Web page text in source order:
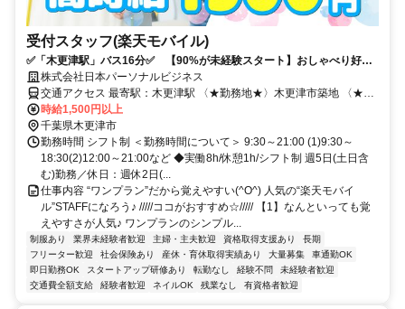
受付スタッフ(楽天モバイル)
✅️「木更津駅」バス16分✅️ 【90%が未経験スタート】おしゃべり好き
な方必見！サポート体制抜群×高時給★開始時期相談◎
株式会社日本パーソナルビジネス
交通アクセス 最寄駅：木更津駅 〈★勤務地★〉木更津市築地 〈★交
通アクセス★〉「木更津駅」バス16分 ★君津市、袖ケ浦市、富津
市、市原市、千葉市中央区、館山市、南房総市、千葉市緑区、千葉市
稲毛区、茂原市など周辺エリアから通勤するスタッフがたくさんいま
すよ(^^)
時給1,500円以上
千葉県木更津市
勤務時間 シフト制 ＜勤務時間について＞ 9:30～21:00 (1)9:30～
18:30(2)12:00～21:00など ◆実働8h/休憩1h/シフト制 週5日(土日含
む)勤務／休日：週休2日(...
仕事内容 “ワンプラン”だから覚えやすい(^O^) 人気の“楽天モバイ
ル”STAFFになろう♪ /////ココがおすすめ☆///// 【1】なんといっても覚
えやすさが人気♪ ワンプランのシンプル...
制服あり 業界未経験者歓迎 主婦・主夫歓迎 資格取得支援あり
長期
フリーター歓迎
社会保険あり 産休・育休取得実績あり 大量募集
車通勤OK
即日勤務OK
スタートアップ研修あり 転勤なし 経験不問
未経験者歓迎
交通費全額支給
経験者歓迎 ネイルOK 残業なし 有資格者歓迎